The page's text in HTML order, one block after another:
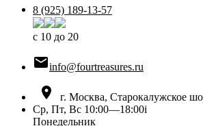
8 (925) 189-13-57
с 10 до 20
info@fourtreasures.ru

г. Москва, Старокалужское
Ср, Пт, Вс 10:00—18:00i
Понедельник